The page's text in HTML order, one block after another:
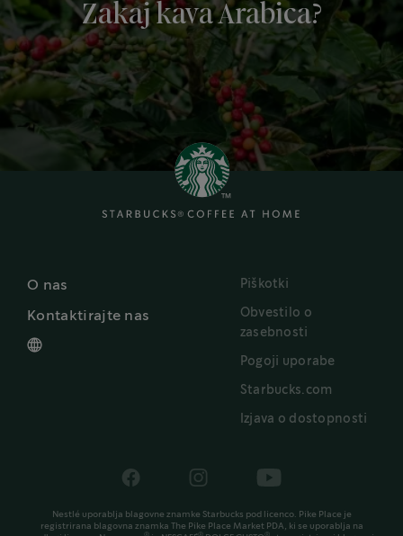
Zakaj kava Arabica?
O nas
Kontaktirajte nas
Piškotki
Obvestilo o
zasebnosti
Pogoji uporabe
Starbucks.com
Izjava o dostopnosti
Nestlé uporablja blagovne znamke Starbucks pod licenco. Pike Place je
registrirana blagovna znamka The Pike Place Market PDA, ki se uporablja na
®